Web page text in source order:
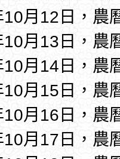
10月12日，農
10月13日，農
10月14日，農
10月15日，農
10月16日，農
10月17日，農